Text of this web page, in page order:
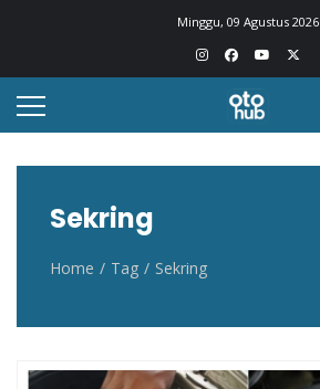
Minggu, 09 Agustus 2026
Otohub.co
Portal berita otomotif Indonesia terkini
Sekring
Home Tag Sekring